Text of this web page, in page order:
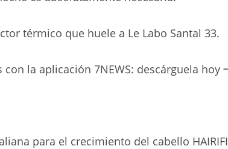
térmico que huele a Le Labo Santal 33.
con la aplicación 7NEWS: descárguela hoy
para el crecimiento del cabello